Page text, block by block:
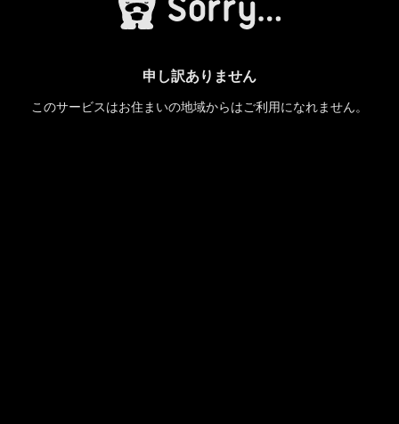
申し訳ありません
このサービスはお住まいの地域からはご利用になれません。